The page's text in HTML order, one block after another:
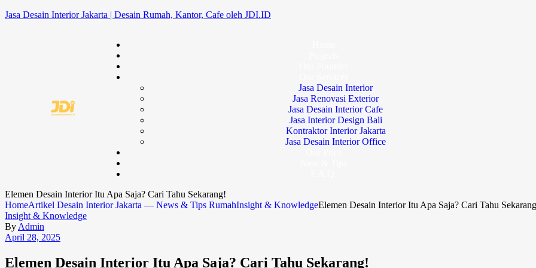
Jasa Desain Interior Jakarta | Desain Rumah, Kantor, Cafe oleh JDI.ID
Jasa Desain Interior
Jasa Renovasi Exterior
Jasa Desain Interior Cafe
Jasa Interior Design Bali
Kontraktor Interior Jakarta
Jasa Desain Interior Office
Elemen Desain Interior Itu Apa Saja? Cari Tahu Sekarang!
HomeArtikel Desain Interior Jakarta — News & Tips RumahInsight & KnowledgeElemen Desain Interior Itu Apa Saja? Cari Tahu
Insight & Knowledge
By Admin
April 28, 2025
Elemen Desain Interior Itu Apa Saja? Cari Tahu Sekarang!